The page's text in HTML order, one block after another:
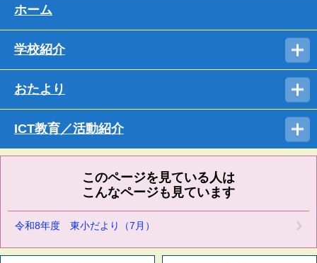
ホーム
学校紹介
おたより
ICT教育／活動紹介
このページを見ている人は
こんなページも見ています
令和8年度 東小だより（7月）